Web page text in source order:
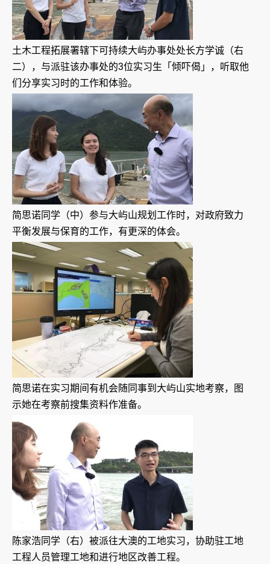
土木工程拓展署辖下可持续大屿办事处处长方学诚（右
二），与派驻该办事处的3位实习生「倾吓偈」，听取他
们分享实习时的工作和体验。
简思诺同学（中）参与大屿山规划工作时，对政府致力
平衡发展与保育的工作，有更深的体会。
简思诺在实习期间有机会随同事到大屿山实地考察，图
示她在考察前搜集资料作准备。
陈家浩同学（右）被派往大澳的工地实习，协助驻工地
工程人员管理工地和进行地区改善工程。